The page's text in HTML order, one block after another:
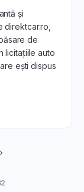
și
de
licitațiile auto
ești dispus